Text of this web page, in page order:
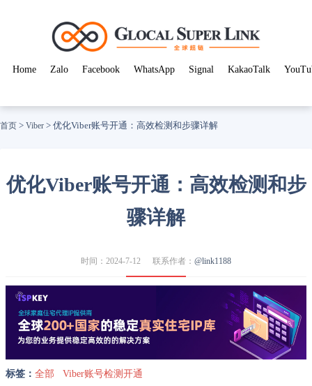
Home Zalo Facebook WhatsApp Signal KakaoTalk
首页 > Viber > 优化Viber账号开通：高效检测和步骤详解
优化Viber账号开通：高效检测和步
骤详解
时间：2024-7-12 联系作者： @link1188
标签： 全部 Viber账号检测开通